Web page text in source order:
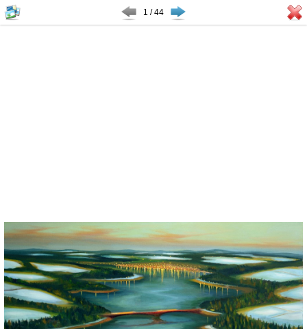
1 / 44